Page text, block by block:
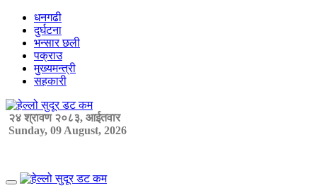
Skip
content
धनगढी
दुर्घटना
भन्सार छली
पक्राउ
मुख्यमन्त्री
सहकारी
२४ श्रावण २०८३, आईतवार
Sunday, 09 August, 2026
Primary